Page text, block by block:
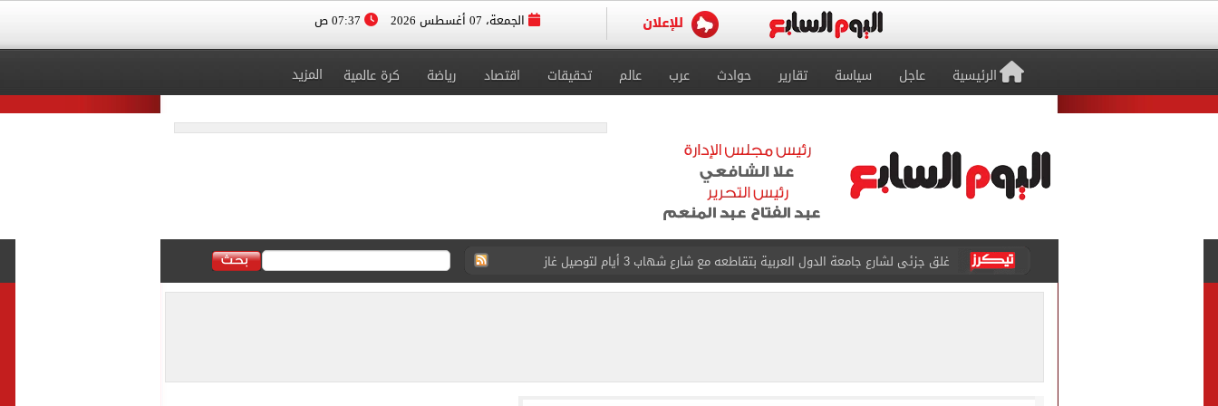
الجمعة، 07 أغسطس 2026
الرئيسية عاجل سياسة تقارير حوادث عرب عالم تحقيقات اقتصاد رياضة كرة عالمية المزيد
غلق جزئى لشارع جامعة الدول العربية بتقاطعه مع شارع شهاب 3 أيام لتوصيل غاز
عمرو دياب يدخل موسوعة جينيس بعد تصدره قائمة بيلبورد عربية لـ68 أسبوعا
أسعار الذهب في مصر تتراجع.. وعيار 21 يسجل هذا الرقم